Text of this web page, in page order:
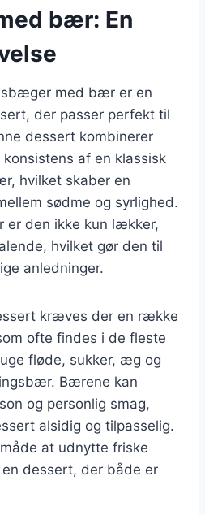
bær: En
med bær er en
der passer perfekt til
dessert kombinerer
af en klassisk
hvilket skaber en
sødme og syrlighed.
er den ikke kun lækker,
hvilket gør den til
anledninger.
kræves der en række
ofte findes i de fleste
fløde, sukker, æg og
Bærene kan
og personlig smag,
alsidig og tilpasselig.
at udnytte friske
dessert, der både er